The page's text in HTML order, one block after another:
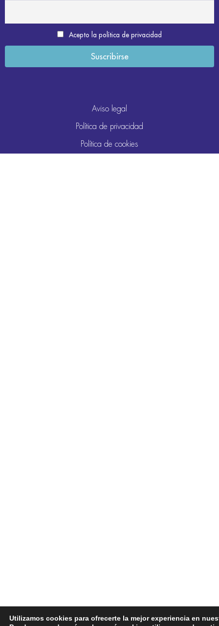
Acepto la política de privacidad
Aviso legal
Política de privacidad
Política de cookies
Utilizamos cookies para ofrecerte la mejor experiencia en